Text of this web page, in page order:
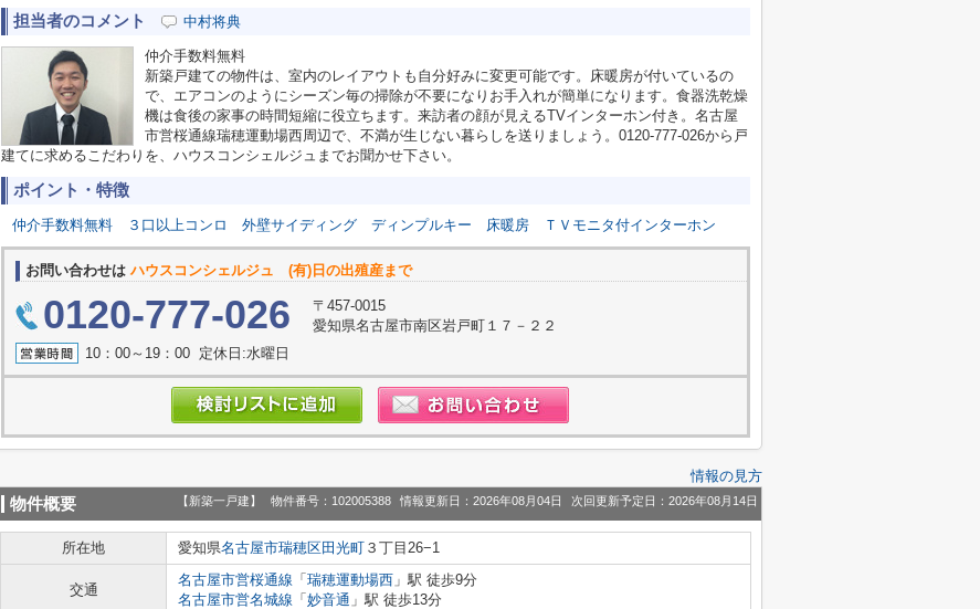
担当者のコメント 中村将典
仲介手数料無料
新築戸建ての物件は、室内のレイアウトも自分好みに変更可能です。床暖房が付いているの
で、エアコンのようにシーズン毎の掃除が不要になりお手入れが簡単になります。食器洗乾燥
機は食後の家事の時間短縮に役立ちます。来訪者の顔が見えるTVインターホン付き。名古屋
市営桜通線瑞穂運動場西周辺で、不満が生じない暮らしを送りましょう。0120-777-026から戸
建てに求めるこだわりを、ハウスコンシェルジュまでお聞かせ下さい。
ポイント・特徴
仲介手数料無料 ３口以上コンロ 外壁サイディング ディンプルキー 床暖房 ＴＶモニタ付インターホン
お問い合わせは ハウスコンシェルジュ (有)日の出殖産まで
0120-777-026
〒457-0015
愛知県名古屋市南区岩戸町１７－２２
10：00～19：00 定休日:水曜日
情報の見方
物件概要 【新築一戸建】 物件番号：102005388 情報更新日：2026年08月04日 次回更新予定日：2026年08月14日
所在地 愛知県名古屋市瑞穂区田光町 ３丁目26−1
交通
名古屋市営桜通線 「 瑞穂運動場西 」駅 徒歩9分
名古屋市営名城線 「 妙音通 」駅 徒歩13分